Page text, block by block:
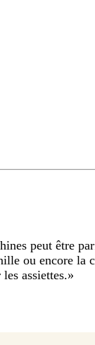
peut être
ou encore la
assiettes.»